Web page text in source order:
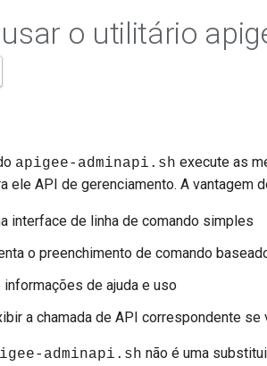
o utilitário
apigee-adminapi.sh execute as
ele API de gerenciamento. A vantagem
interface de linha de comando simples
o preenchimento de comando
informações de ajuda e uso
a chamada de API correspondente
adminapi.sh não é uma